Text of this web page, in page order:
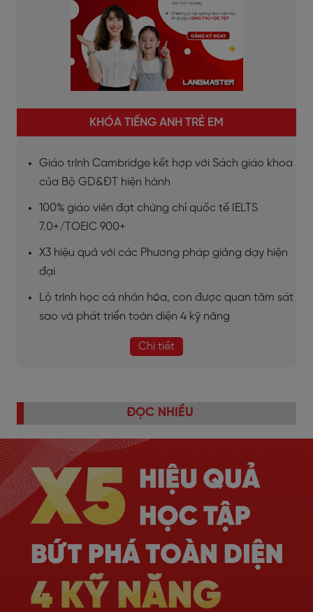
KHÓA TIẾNG ANH TRẺ EM
Giáo trình Cambridge kết hợp với Sách giáo khoa
của Bộ GD&ĐT hiện hành
100% giáo viên đạt chứng chỉ quốc tế IELTS
7.0+/TOEIC 900+
X3 hiệu quả với các Phương pháp giảng dạy hiện
đại
Lộ trình học cá nhân hóa, con được quan tâm sát
sao và phát triển toàn diện 4 kỹ năng
Chi tiết
ĐỌC NHIỀU